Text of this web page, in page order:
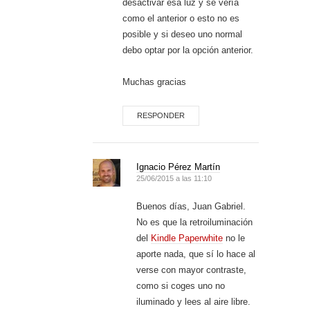
desactivar esa luz y se vería
como el anterior o esto no es
posible y si deseo uno normal
debo optar por la opción anterior.
Muchas gracias
RESPONDER
Ignacio Pérez Martín
25/06/2015 a las 11:10
Buenos días, Juan Gabriel.
No es que la retroiluminación
del Kindle Paperwhite no le
aporte nada, que sí lo hace al
verse con mayor contraste,
como si coges uno no
iluminado y lees al aire libre.